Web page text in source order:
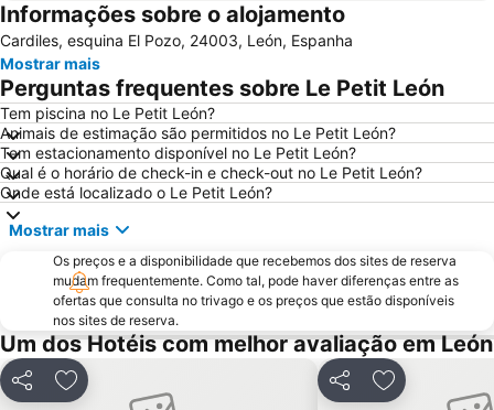
Supernova Indie Weekend
San Esteban
Bairro úmido / molhado
Ayuntamiento
Termas romanas menores
Informações sobre o alojamento
Cardiles, esquina El Pozo, 24003, León, Espanha
Mostrar mais
Perguntas frequentes sobre Le Petit León
Tem piscina no Le Petit León?
Animais de estimação são permitidos no Le Petit León?
Tem estacionamento disponível no Le Petit León?
Qual é o horário de check-in e check-out no Le Petit León?
Onde está localizado o Le Petit León?
Mostrar mais
Os preços e a disponibilidade que recebemos dos sites de reserva
mudam frequentemente. Como tal, pode haver diferenças entre as
ofertas que consulta no trivago e os preços que estão disponíveis
nos sites de reserva.
Um dos Hotéis com melhor avaliação em León
PartilharAdicionar aos favoritos PartilharAdicionar